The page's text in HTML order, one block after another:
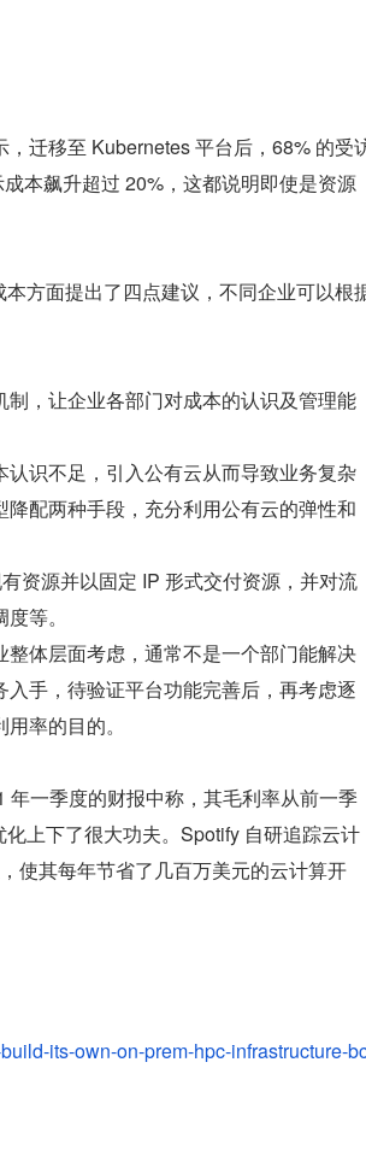
迁移至 Kubernetes 平台后，68% 的受
本飙升超过 20%，这都说明即使是资源
方面提出了四点建议，不同企业可以根
，让企业各部门对成本的认识及管理能
识不足，引入公有云从而导致业务复杂
配两种手段，充分利用公有云的弹性和
资源并以固定 IP 形式交付资源，并对流
等。
体层面考虑，通常不是一个部门能解决
手，待验证平台功能完善后，再考虑逐
率的目的。
一季度的财报中称，其毛利率从前一季
上下了很大功夫。Spotify 自研追踪云计
使其每年节省了几百万美元的云计算开
its-own-on-prem-hpc-infrastructure-